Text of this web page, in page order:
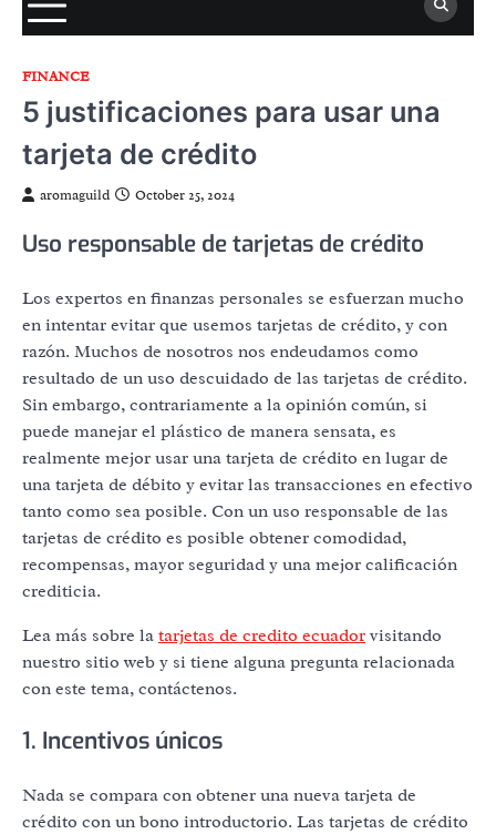
FINANCE
5 justificaciones para usar una
tarjeta de crédito
aromaguild October 25, 2024
Uso responsable de tarjetas de crédito
Los expertos en finanzas personales se esfuerzan mucho
en intentar evitar que usemos tarjetas de crédito, y con
razón. Muchos de nosotros nos endeudamos como
resultado de un uso descuidado de las tarjetas de crédito.
Sin embargo, contrariamente a la opinión común, si
puede manejar el plástico de manera sensata, es
realmente mejor usar una tarjeta de crédito en lugar de
una tarjeta de débito y evitar las transacciones en efectivo
tanto como sea posible. Con un uso responsable de las
tarjetas de crédito es posible obtener comodidad,
recompensas, mayor seguridad y una mejor calificación
crediticia.
Lea más sobre la tarjetas de credito ecuador visitando
nuestro sitio web y si tiene alguna pregunta relacionada
con este tema, contáctenos.
1. Incentivos únicos
Nada se compara con obtener una nueva tarjeta de
crédito con un bono introductorio. Las tarjetas de crédito